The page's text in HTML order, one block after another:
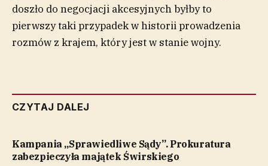
doszło do negocjacji akcesyjnych byłby to
pierwszy taki przypadek w historii prowadzenia
rozmów z krajem, który jest w stanie wojny.
CZYTAJ DALEJ
Kampania „Sprawiedliwe Sądy”. Prokuratura
zabezpieczyła majątek Świrskiego